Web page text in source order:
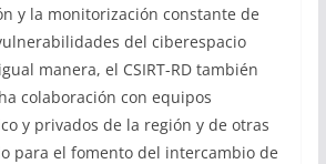
y la monitorización constante de
del ciberespacio
manera, el CSIRT-RD también
colaboración con equipos
y privados de la región y de otras
para el fomento del intercambio de